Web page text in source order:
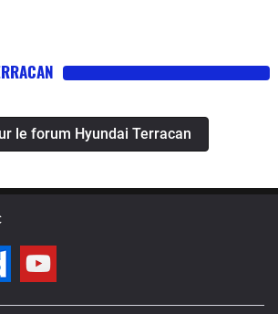
le forum Hyundai Terracan